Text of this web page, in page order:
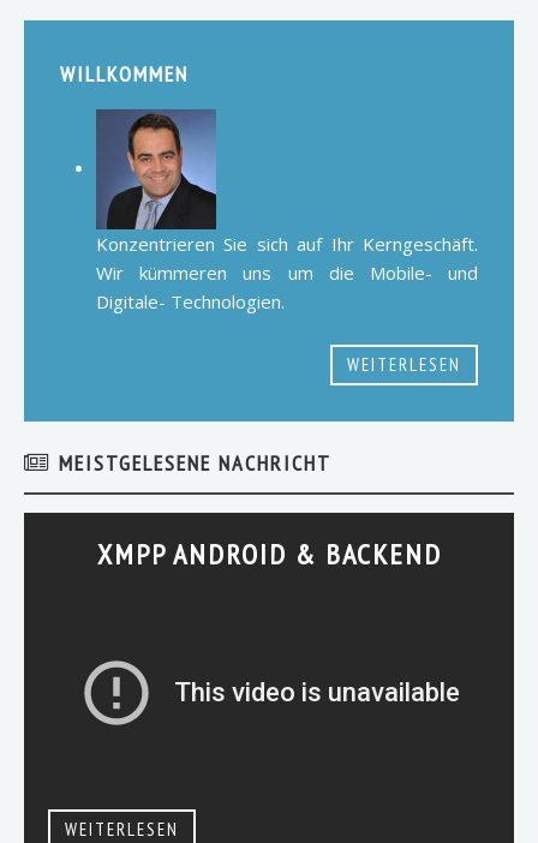
WILLKOMMEN
Konzentrieren Sie sich auf Ihr Kerngeschäft.
Wir kümmeren uns um die Mobile- und
Digitale- Technologien.
WEITERLESEN
MEISTGELESENE NACHRICHT
XMPP ANDROID & BACKEND
WEITERLESEN